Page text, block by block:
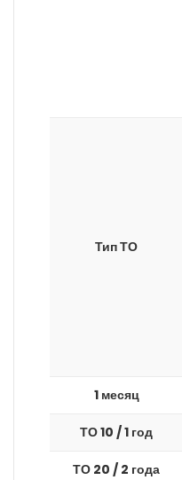
Тип ТО
1 месяц
ТО 10 / 1 год
ТО 20 / 2 года